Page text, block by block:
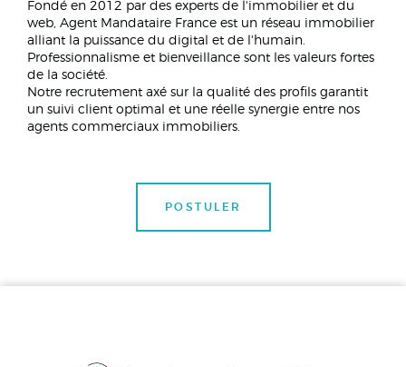
Fondé en 2012 par des experts de l'immobilier et du
web, Agent Mandataire France est un réseau immobilier
alliant la puissance du digital et de l'humain.
Professionnalisme et bienveillance sont les valeurs fortes
de la société.
Notre recrutement axé sur la qualité des profils garantit
un suivi client optimal et une réelle synergie entre nos
agents commerciaux immobiliers.
POSTULER